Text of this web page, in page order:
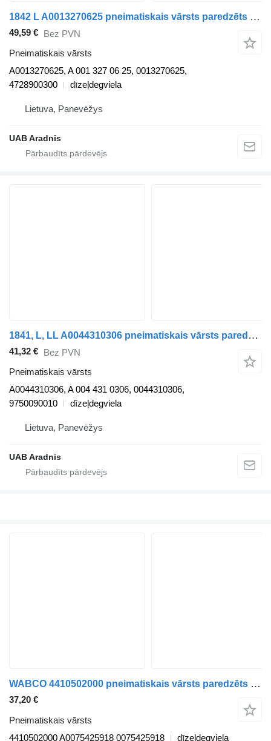
1842 L A0013270625 pneimatiskais vārsts paredzēts Mercedes-Benz ACTROS MP4 kravas automašīnas
49,59 € Bez PVN
Pneimatiskais vārsts
A0013270625, A 001 327 06 25, 0013270625,
4728900300
dīzeļdegviela
Lietuva, Panevėžys
UAB Aradnis
1841, L, LL A0044310306 pneimatiskais vārsts paredzēts Mercedes-Benz ACTROS MP2 / MP3 kravas automašīnas
41,32 € Bez PVN
Pneimatiskais vārsts
A0044310306, A 004 431 0306, 0044310306,
9750090010
dīzeļdegviela
Lietuva, Panevėžys
UAB Aradnis
WABCO 4410502000 pneimatiskais vārsts paredzēts Mercedes-Benz Antos, Arocs, Actros MP4 (2012-) kravas automašīnas
37,20 €
Pneimatiskais vārsts
4410502000 A0075425918 0075425918
dīzeļdegviela